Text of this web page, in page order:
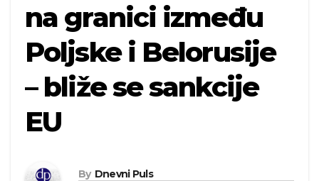
na granici između
Poljske i Belorusije
– bliže se sankcije
EU
By Dnevni Puls